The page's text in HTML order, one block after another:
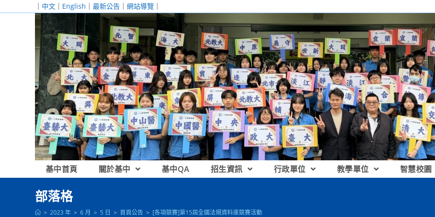
｜ 中文 ｜ English ｜ 最新公告 ｜ 網站導覽 ｜
基中首頁 關於基中 基中QA 招生資訊 行政單位 教學單位 智慧校園
部落格
> 2023 年 > 6 月 > 5 日 > 首頁公告 > [各項競賽]第15屆全國法規資料庫競賽活動